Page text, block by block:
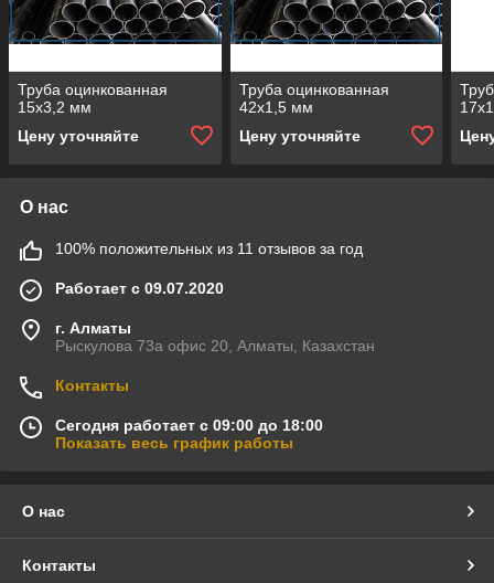
Труба оцинкованная
15x3,2 мм
Цену уточняйте
Труба оцинкованная
42x1,5 мм
Цену уточняйте
О нас
100% положительных из 11 отзывов за год
Работает с 09.07.2020
г. Алматы
Рыскулова 73а офис 20, Алматы, Казахстан
Контакты
Сегодня работает с 09:00 до 18:00
Показать весь график работы
О нас
Контакты